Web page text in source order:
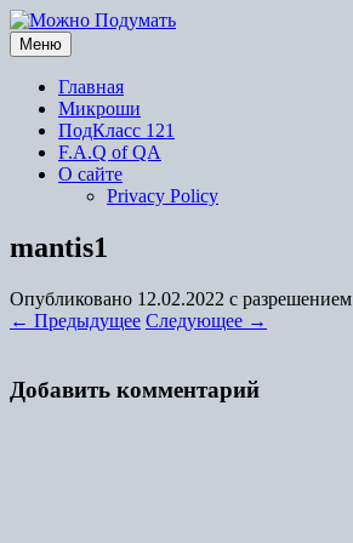
Перейти
к
содержимому
Меню
Главная
Микроши
ПодКласс 121
F.A.Q of QA
О сайте
Privacy Policy
mantis1
Опубликовано 12.02.2022 с разрешением
← Предыдущее Следующее →
Добавить комментарий